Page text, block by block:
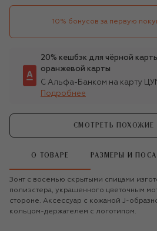
10% бонусов за первую
20% кешбэк для чёрной
оранжевой карты
С Альфа-Банком на карту
Подробнее
СМОТРЕТЬ ПОХОЖИЕ
О ТОВАРЕ РАЗМЕРЫ И
Зонт с восемью скрытыми спицами
полиэстера, украшенного цветочным
стороне. Аксессуар с кожаной J-
кольцом-держателем с логотипом.